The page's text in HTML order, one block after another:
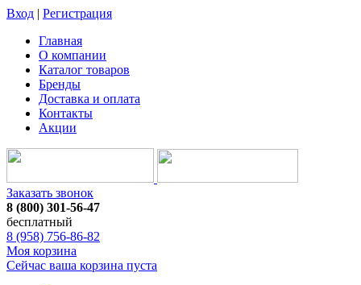
Вход | Регистрация
Главная
О компании
Каталог товаров
Бренды
Доставка и оплата
Контакты
Акции
Заказать звонок
8 (800) 301-56-47
бесплатный
8 (958) 756-86-82
Моя корзина
Сейчас ваша корзина пуста